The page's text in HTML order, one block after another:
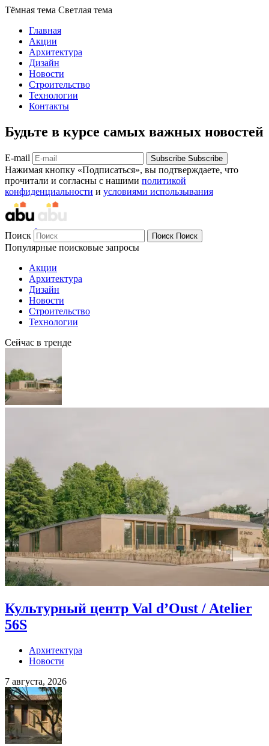
Тёмная тема Светлая тема
Главная
Акции
Архитектура
Дизайн
Новости
Строительство
Технологии
Контакты
Будьте в курсе самых важных новостей
E-mail Subscribe Subscribe
Нажимая кнопку «Подписаться», вы подтверждаете, что
прочитали и согласны с нашими политикой
конфиденциальности и условиями использывания
Поиск Поиск Поиск
Популярные поисковые запросы
Акции
Архитектура
Дизайн
Новости
Строительство
Технологии
Сейчас в тренде
Культурный центр Val d’Oust / Atelier
56S
Архитектура
Новости
7 августа, 2026